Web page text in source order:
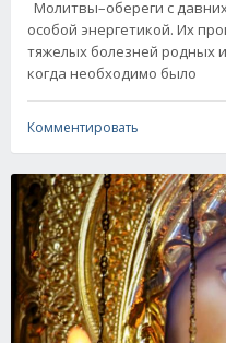
Молитвы–обереги с
особой энергетикой. Их
тяжелых болезней родных
когда необходимо было
Комментировать